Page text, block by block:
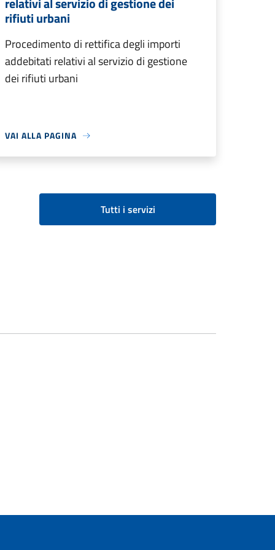
rifiuti urbani
Procedimento di rettifica degli importi
addebitati relativi al servizio di gestione
dei rifiuti urbani
VAI ALLA PAGINA
Tutti i servizi